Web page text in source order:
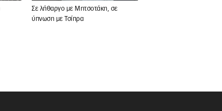
Σε λήθαργο με Μητσοτάκη, σε
ύπνωση με Τσίπρα